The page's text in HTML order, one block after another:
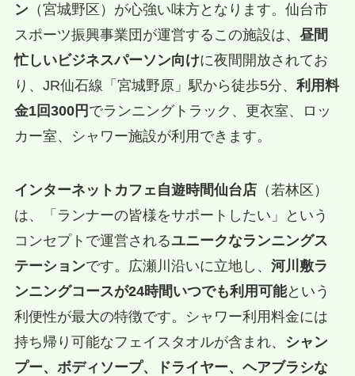
ン（宮城野区）が心強い味方となります。仙台市
スポーツ振興事業団が運営するこの施設は、 昼間
忙しいビジネスパーソン向けに夜間開放されてお
り、JR仙石線「宮城野原」駅から徒歩5分、 利用料
金1回300円 でランニングトラック、更衣室、ロッ
カー室、シャワー施設が利用できます。
インターネットカフェ自遊時間仙台店（若林区）
は、「ランナーの皆様をサポートしたい」という
コンセプトで運営されるユニークなランニングス
テーションです。広瀬川沿いに立地し、 河川敷ラ
ンニングコースが24時間いつでも利用可能という
利便性が最大の特徴です。シャワー利用料金には
持ち帰り可能なフェイスタオルが含まれ、
シャン
プー、ボディソープ、ドライヤー、ヘアブラシな